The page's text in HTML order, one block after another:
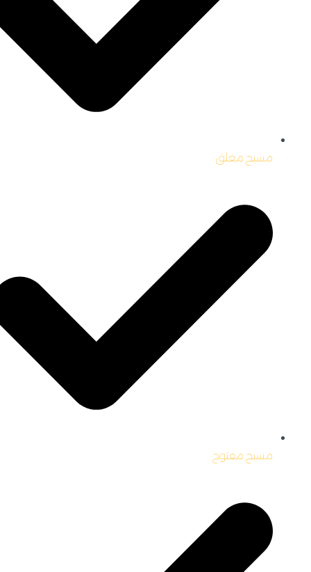
مسبح مغلق
مسبح مفتوح